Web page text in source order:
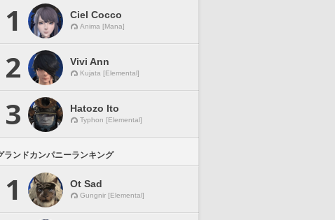
1 Ciel Cocco
Anima [Mana]
2 Vivi Ann
Kujata [Elemental]
3 Hatozo Ito
Typhon [Elemental]
ランドカンパニーランキング
1 Ot Sad
Gungnir [Elemental]